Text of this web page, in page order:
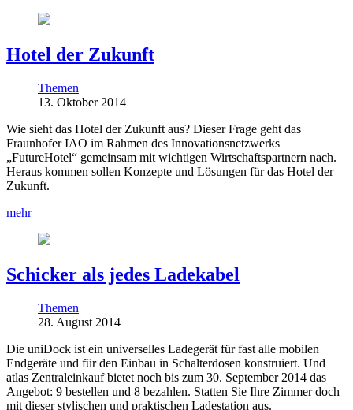
Hotel der Zukunft
Themen
13. Oktober 2014
Wie sieht das Hotel der Zukunft aus? Dieser Frage geht das
Fraunhofer IAO im Rahmen des Innovationsnetzwerks
„FutureHotel“ gemeinsam mit wichtigen Wirtschaftspartnern nach.
Heraus kommen sollen Konzepte und Lösungen für das Hotel der
Zukunft.
mehr
Schicker als jedes Ladekabel
Themen
28. August 2014
Die uniDock ist ein universelles Ladegerät für fast alle mobilen
Endgeräte und für den Einbau in Schalterdosen konstruiert. Und
atlas Zentraleinkauf bietet noch bis zum 30. September 2014 das
Angebot: 9 bestellen und 8 bezahlen. Statten Sie Ihre Zimmer doch
mit dieser stylischen und praktischen Ladestation aus.